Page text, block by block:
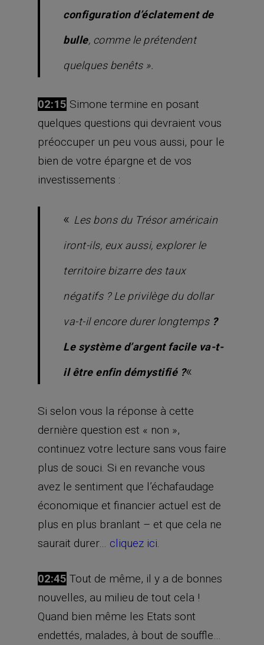
configuration d’éclatement de
bulle, comme le prétendent
quelques benêts ».
02:15 Simone termine en posant
quelques questions qui devraient vous
préoccuper un peu vous aussi, pour le
bien de votre épargne et de vos
investissements :
« Les bons du Trésor américain
iront-ils, eux aussi, explorer le
territoire bizarre des taux
négatifs ? Le privilège du dollar
va-t-il encore durer longtemps ?
Le système d’argent facile va-t-
il être enfin démystifié ?«
Si selon vous la réponse à cette
dernière question est « non »,
continuez votre lecture sans vous faire
plus de souci. Si en revanche vous
avez le sentiment que l’échafaudage
économique et financier actuel est de
plus en plus branlant – et que cela ne
saurait durer… cliquez ici
02:45 Tout de même, il y a de bonnes
nouvelles, au milieu de tout cela !
Quand bien même les Etats sont
endettés, malades, à bout de souffle…